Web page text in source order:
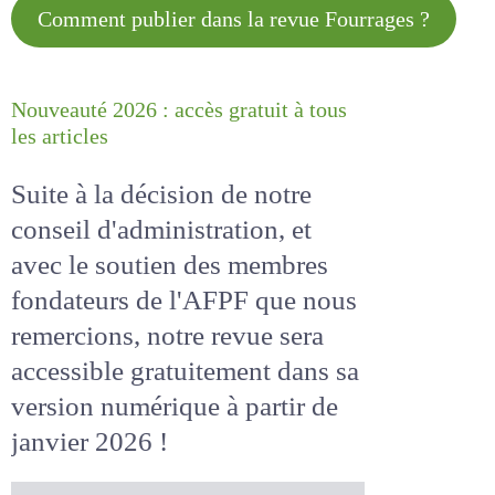
Comment publier dans la revue
Nouveauté 2026 : accès gratuit à
Suite à la décision de notre
conseil d'administration, et
avec le soutien des membres
fondateurs de l'AFPF que nous
remercions, notre revue sera
accessiblegratuitementdans
sa version numérique
de janvier 2026 !